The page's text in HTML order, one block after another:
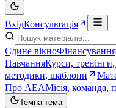
ВхідКонсультація
Єдине вікно
НавчанняКурси,
методики, шаблони
Про AEAМісія, команда,
Темна тема